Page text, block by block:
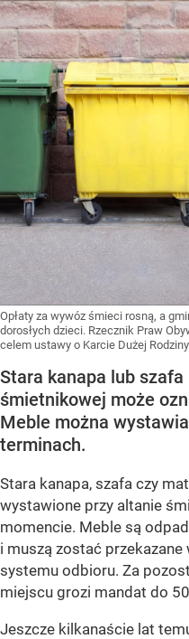
Opłaty za wywóz śmieci rosną, a
dorosłych dzieci. Rzecznik Praw
celem ustawy o Karcie Dużej Rodziny
Stara kanapa lub
śmietnikowej może
Meble można
terminach.
Stara kanapa, szafa czy
wystawione przy altanie
momencie. Meble są
i muszą zostać
systemu odbioru. Za
miejscu grozi mandat do
Jeszcze kilkanaście lat